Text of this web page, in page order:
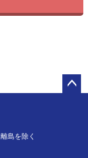
島を除く